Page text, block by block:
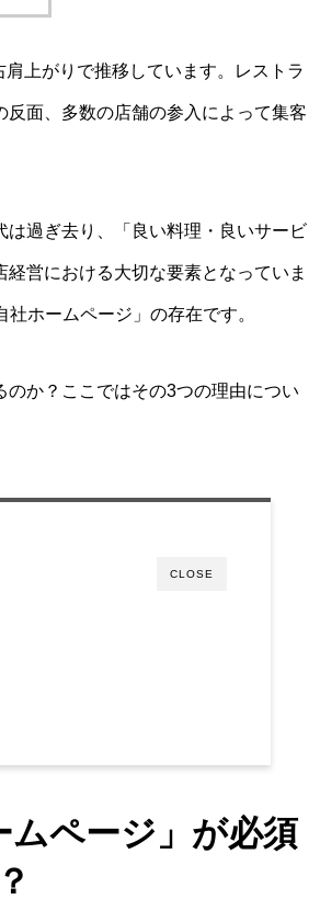
上がりで推移しています。レストラ
面、多数の店舗の参入によって集客
は過ぎ去り、「良い料理・良いサービ
営における大切な要素となっていま
ホームページ」の存在です。
か？ここではその3つの理由につい
CLOSE
ページ」が必須